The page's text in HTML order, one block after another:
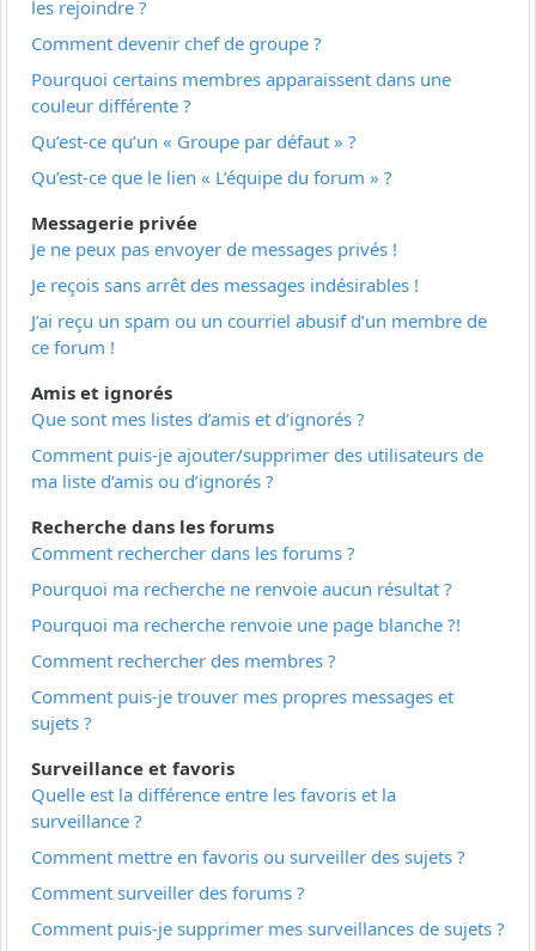
les rejoindre ?
Comment devenir chef de groupe ?
Pourquoi certains membres apparaissent dans une
couleur différente ?
Qu’est-ce qu’un « Groupe par défaut » ?
Qu’est-ce que le lien « L’équipe du forum » ?
Messagerie privée
Je ne peux pas envoyer de messages privés !
Je reçois sans arrêt des messages indésirables !
J’ai reçu un spam ou un courriel abusif d’un membre de
ce forum !
Amis et ignorés
Que sont mes listes d’amis et d’ignorés ?
Comment puis-je ajouter/supprimer des utilisateurs de
ma liste d’amis ou d’ignorés ?
Recherche dans les forums
Comment rechercher dans les forums ?
Pourquoi ma recherche ne renvoie aucun résultat ?
Pourquoi ma recherche renvoie une page blanche ?!
Comment rechercher des membres ?
Comment puis-je trouver mes propres messages et
sujets ?
Surveillance et favoris
Quelle est la différence entre les favoris et la
surveillance ?
Comment mettre en favoris ou surveiller des sujets ?
Comment surveiller des forums ?
Comment puis-je supprimer mes surveillances de sujets ?